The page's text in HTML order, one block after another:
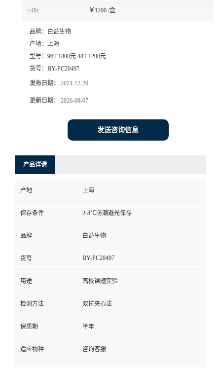
≥48t ￥ 1200 /盒
品牌：
白益生物
产地： 上海
型号： 96T 1800元 48T 1200元
货号： BY-PC20497
发布日期： 2024-12-20
更新日期： 2026-08-07
发送咨询信息
产品详请
产地 上海
保存条件 2-8℃防潮避光保存
品牌 白益生物
货号 BY-PC20497
用途 高校课题实验
检测方法 双抗夹心法
保质期 半年
适应物种 咨询客服